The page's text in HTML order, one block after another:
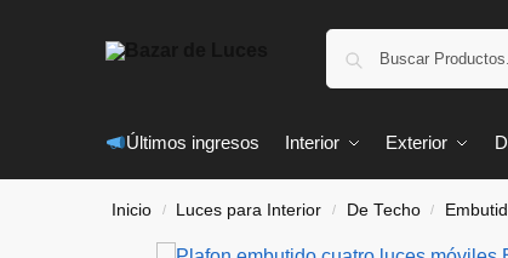
Últimos ingresos Interior Exterior
Inicio / Luces para Interior / De Techo /